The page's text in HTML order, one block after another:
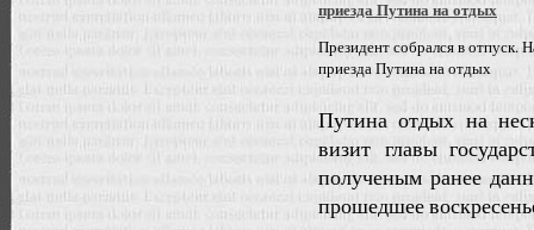
Президент собрался в отпуск.
приезда Путина на отдых
Путина отдых на
визит главы
полученым ранее
прошедшее